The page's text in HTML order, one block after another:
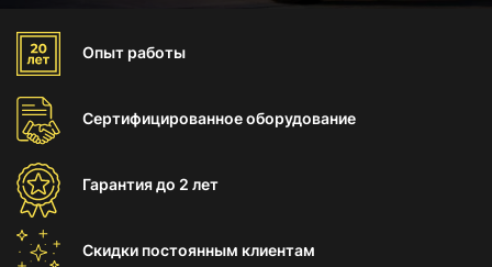
Опыт работы
Сертифицированноеоборудование
Гарантиядо 2 лет
Скидки постоянным клиентам